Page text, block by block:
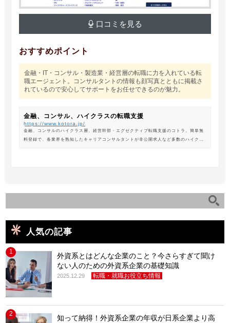
口コミを見る
おすすめポイント
金融・IT・コンサル・製造業・経営層の転職に力を入れている転
職エージェント。コンサルタントの情報も顔写真とともに掲載さ
れているので安心してサポートをお任せできるのが魅力。
金融、コンサル、ハイクラスの転職支援
https://www.kotora.jp/
金融、コンサルのハイクラス層、経営幹部・エグゼクティブ転職支援のコトラ。簡単無
料登録で、各業界を熟知したキャリアコンサルタントが非公開求人など多数のハイクラ
人気の記事
1
外資系とはどんな企業のこと？今さらすぎて聞け
ない人のための外資系企業の基礎知識
2025.12.29 転職・就職お役立ち情報
2
知って納得！外資系企業の年収が日系企業より高